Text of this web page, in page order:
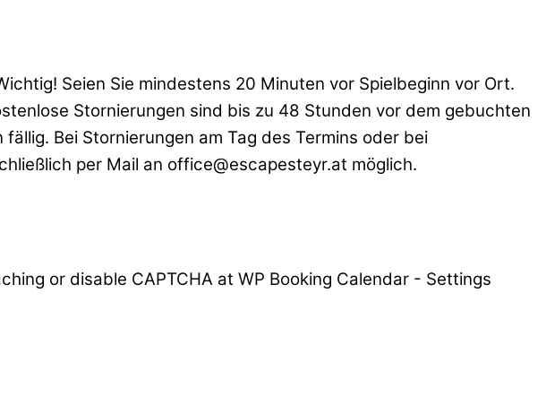
Seien Sie mindestens 20 Minuten vor Spielbeginn vor Ort.
Stornierungen sind bis zu 48 Stunden vor dem gebuchten
Bei Stornierungen am Tag des Termins oder bei
per Mail an office@escapesteyr.at möglich.